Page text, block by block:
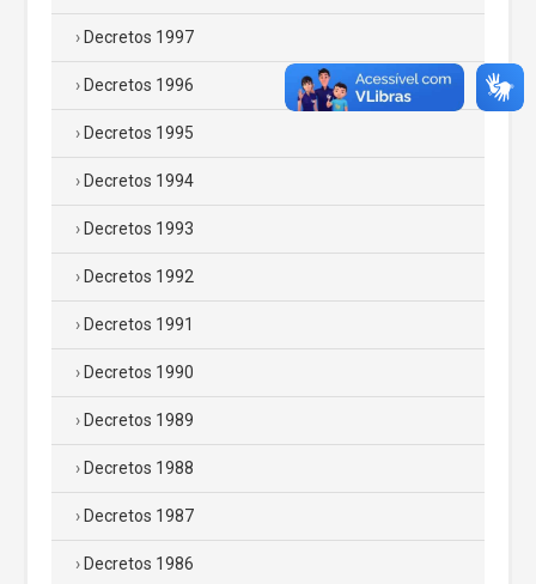
Decretos 1997
Decretos 1996
Decretos 1995
Decretos 1994
Decretos 1993
Decretos 1992
Decretos 1991
Decretos 1990
Decretos 1989
Decretos 1988
Decretos 1987
Decretos 1986